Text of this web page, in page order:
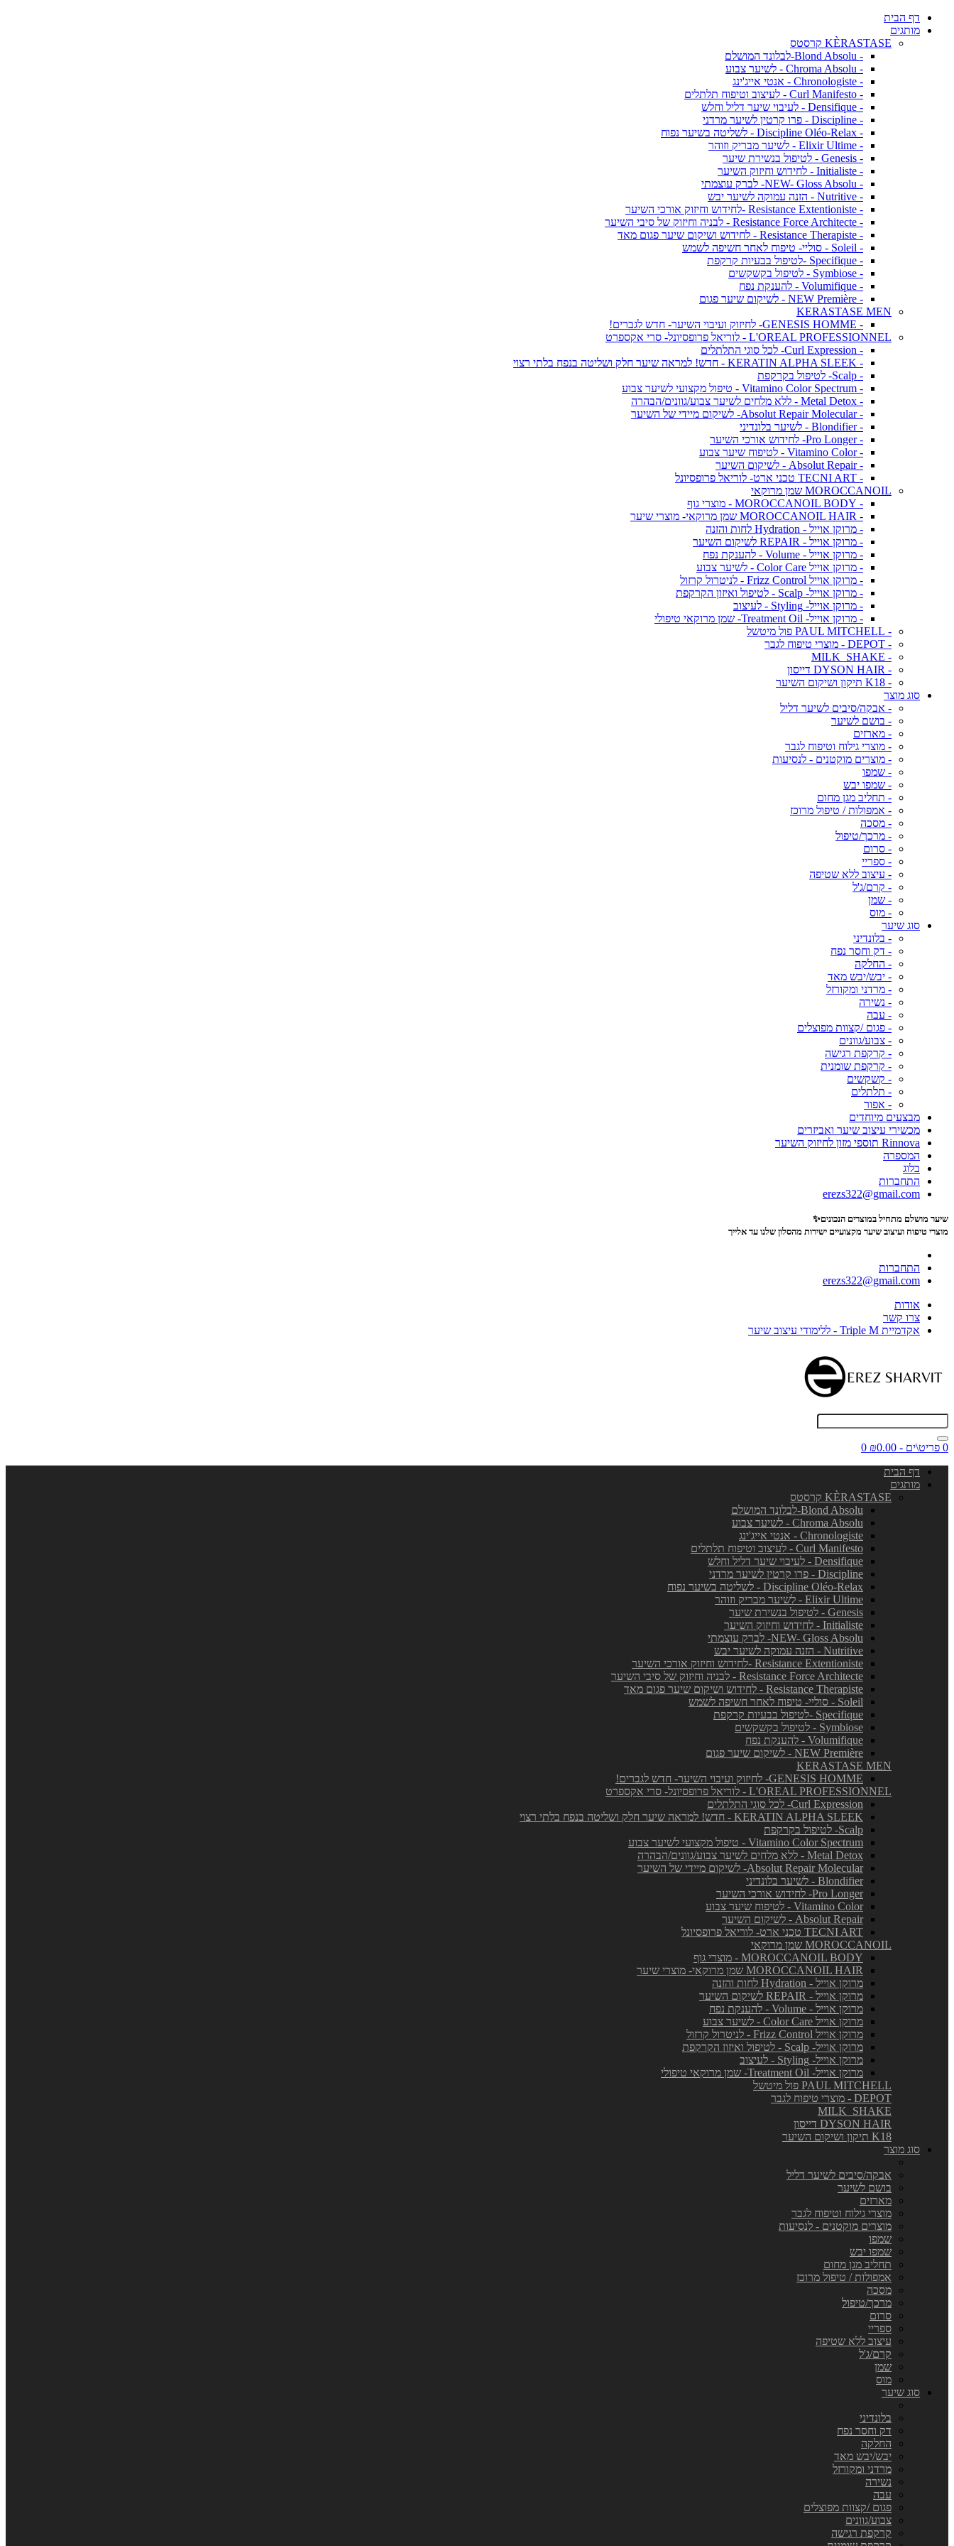
דף הבית
מותגים
KÈRASTASE קרסטס
- Blond Absolu-לבלונד המושלם
- Chroma Absolu - לשיער צבוע
- Chronologiste - אנטי אייג'ינג
- Curl Manifesto - לעיצוב וטיפוח תלתלים
- Densifique - לעיבוי שיער דליל וחלש
- Discipline - פרו קרטין לשיער מרדני
- Discipline Oléo-Relax - לשליטה בשיער נפוח
- Elixir Ultime - לשיער מבריק וזוהר
- Genesis - לטיפול בנשירת שיער
- Initialiste - לחידוש וחיזוק השיער
- NEW- Gloss Absolu- לברק עוצמתי
- Nutritive - הזנה עמוקה לשיער יבש
- Resistance Extentioniste -לחידוש וחיזוק אורכי השיער
- Resistance Force Architecte - לבניה וחיזוק של סיבי השיער
- Resistance Therapiste - לחידוש ושיקום שיער פגום מאד
- Soleil - סוליי- טיפוח לאחר חשיפה לשמש
- Specifique -לטיפול בבעיות קרקפת
- Symbiose - לטיפול בקשקשים
- Volumifique - להענקת נפח
- NEW Première - לשיקום שיער פגום
KERASTASE MEN
- GENESIS HOMME- לחיזוק ועיבוי השיער- חדש לגברים!
L'OREAL PROFESSIONNEL - לוריאל פרופסיונל- סרי אקספרט
- Curl Expression- לכל סוגי התלתלים
- KERATIN ALPHA SLEEK - חדש! למראה שיער חלק ושליטה בנפח בלתי רצוי
- Scalp- לטיפול בקרקפת
- Vitamino Color Spectrum - טיפול מקצועי לשיער צבוע
- Metal Detox - ללא מלחים לשיער צבוע/גוונים/הבהרה
- Absolut Repair Molecular- לשיקום מיידי של השיער
- Blondifier - לשיער בלונדיני
- Pro Longer- לחידוש אורכי השיער
- Vitamino Color - לטיפוח שיער צבוע
- Absolut Repair - לשיקום השיער
- TECNI ART טכני ארט- לוריאל פרופסיונל
MOROCCANOIL שמן מרוקאי
- MOROCCANOIL BODY - מוצרי גוף
- MOROCCANOIL HAIR שמן מרוקאי- מוצרי שיער
- מרוקן אוייל - Hydration לחות והזנה
- מרוקן אוייל - REPAIR לשיקום השיער
- מרוקן אוייל - Volume - להענקת נפח
- מרוקן אוייל Color Care - לשיער צבוע
- מרוקן אוייל Frizz Control - לניטרול קרזול
- מרוקן אוייל- Scalp - לטיפול ואיזון הקרקפת
- מרוקן אוייל- Styling - לעיצוב
- מרוקן אוייל- Treatment Oil- שמן מרוקאי טיפולי
- PAUL MITCHELL פול מיטשל
- DEPOT - מוצרי טיפוח לגבר
- MILK_SHAKE
- DYSON HAIR דייסון
- K18 תיקון ושיקום השיער
סוג מוצר
- אבקה/סיבים לשיער דליל
- בושם לשיער
- מארזים
- מוצרי גילוח וטיפוח לגבר
- מוצרים מוקטנים - לנסיעות
- שמפו
- שמפו יבש
- תחליב מגן מחום
- אמפולות / טיפול מרוכז
- מסכה
- מרכך/טיפול
- סרום
- ספריי
- עיצוב ללא שטיפה
- קרם/ג'ל
- שמן
- מוס
סוג שיער
- בלונדיני
- דק וחסר נפח
- החלקה
- יבש/יבש מאד
- מרדני ומקורזל
- נשירה
- עבה
- פגום /קצוות מפוצלים
- צבוע/גוונים
- קרקפת רגישה
- קרקפת שומנית
- קשקשים
- תלתלים
- אפור
מבצעים מיוחדים
מכשירי עיצוב שיער ואביזרים
Rinnova תוספי מזון לחיזוק השיער
המספרה
בלוג
התחברות
erezs322@gmail.com
שיער מושלם מתחיל במוצרים הנכונים✨
מוצרי טיפוח ועיצוב שיער מקצועיים ישירות מהסלון שלנו עד אלייך
התחברות
erezs322@gmail.com
אודות
צרו קשר
אקדמיית Triple M - ללימודי עיצוב שיער
0 פריט\ים - ₪0.00
0
דף הבית
מותגים
KÈRASTASE קרסטס
Blond Absolu-לבלונד המושלם
Chroma Absolu - לשיער צבוע
Chronologiste - אנטי אייג'ינג
Curl Manifesto - לעיצוב וטיפוח תלתלים
Densifique - לעיבוי שיער דליל וחלש
Discipline - פרו קרטין לשיער מרדני
Discipline Oléo-Relax - לשליטה בשיער נפוח
Elixir Ultime - לשיער מבריק וזוהר
Genesis - לטיפול בנשירת שיער
Initialiste - לחידוש וחיזוק השיער
NEW- Gloss Absolu- לברק עוצמתי
Nutritive - הזנה עמוקה לשיער יבש
Resistance Extentioniste -לחידוש וחיזוק אורכי השיער
Resistance Force Architecte - לבניה וחיזוק של סיבי השיער
Resistance Therapiste - לחידוש ושיקום שיער פגום מאד
Soleil - סוליי- טיפוח לאחר חשיפה לשמש
Specifique -לטיפול בבעיות קרקפת
Symbiose - לטיפול בקשקשים
Volumifique - להענקת נפח
NEW Première - לשיקום שיער פגום
KERASTASE MEN
GENESIS HOMME- לחיזוק ועיבוי השיער- חדש לגברים!
L'OREAL PROFESSIONNEL - לוריאל פרופסיונל- סרי אקספרט
Curl Expression- לכל סוגי התלתלים
KERATIN ALPHA SLEEK - חדש! למראה שיער חלק ושליטה בנפח בלתי רצוי
Scalp- לטיפול בקרקפת
Vitamino Color Spectrum - טיפול מקצועי לשיער צבוע
Metal Detox - ללא מלחים לשיער צבוע/גוונים/הבהרה
Absolut Repair Molecular- לשיקום מיידי של השיער
Blondifier - לשיער בלונדיני
Pro Longer- לחידוש אורכי השיער
Vitamino Color - לטיפוח שיער צבוע
Absolut Repair - לשיקום השיער
TECNI ART טכני ארט- לוריאל פרופסיונל
MOROCCANOIL שמן מרוקאי
MOROCCANOIL BODY - מוצרי גוף
MOROCCANOIL HAIR שמן מרוקאי- מוצרי שיער
מרוקן אוייל - Hydration לחות והזנה
מרוקן אוייל - REPAIR לשיקום השיער
מרוקן אוייל - Volume - להענקת נפח
מרוקן אוייל Color Care - לשיער צבוע
מרוקן אוייל Frizz Control - לניטרול קרזול
מרוקן אוייל- Scalp - לטיפול ואיזון הקרקפת
מרוקן אוייל- Styling - לעיצוב
מרוקן אוייל- Treatment Oil- שמן מרוקאי טיפולי
PAUL MITCHELL פול מיטשל
DEPOT - מוצרי טיפוח לגבר
MILK_SHAKE
DYSON HAIR דייסון
K18 תיקון ושיקום השיער
סוג מוצר
אבקה/סיבים לשיער דליל
בושם לשיער
מארזים
מוצרי גילוח וטיפוח לגבר
מוצרים מוקטנים - לנסיעות
שמפו
שמפו יבש
תחליב מגן מחום
אמפולות / טיפול מרוכז
מסכה
מרכך/טיפול
סרום
ספריי
עיצוב ללא שטיפה
קרם/ג'ל
שמן
מוס
סוג שיער
בלונדיני
דק וחסר נפח
החלקה
יבש/יבש מאד
מרדני ומקורזל
נשירה
עבה
פגום /קצוות מפוצלים
צבוע/גוונים
קרקפת רגישה